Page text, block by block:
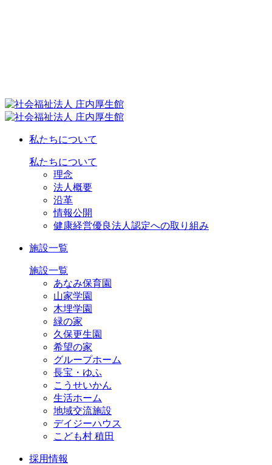
私たちについて
私たちについて
理念
法人概要
沿革
情報公開
健康経営優良法人認定への取り組み
施設一覧
施設一覧
あなみ保育園
山家学園
木埋学園
緑の家
久保更生園
希望の家
グループホーム
長宝・ゆふ
こうせいかん
生活ホーム
地域交流施設
デイジーハウス
こども村 稙田
採用情報